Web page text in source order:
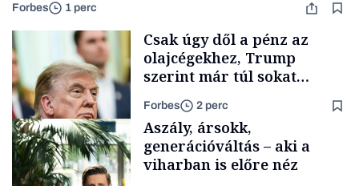
Forbes 1 perc
Csak úgy dől a pénz az
olajcégekhez, Trump
szerint már túl sokat
keresnek. Mi következhet?
Forbes 2 perc
Aszály, ársokk,
generációváltás – aki a
viharban is előre néz